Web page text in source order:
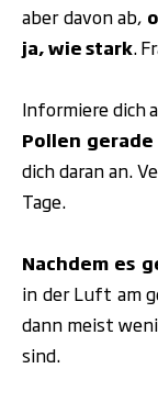
aber davon ab,
ja, wie stark.
Informiere dich
Pollen
dich daran an.
Tage.
Nachdem es
in der Luft am
dann meist
sind.